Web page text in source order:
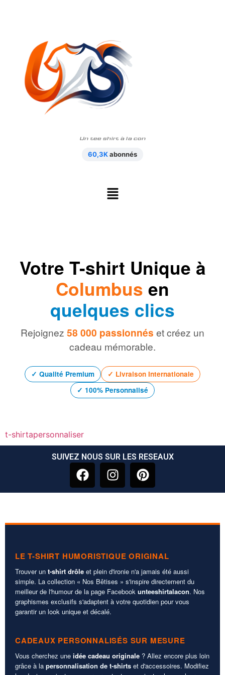
Un tee shirt à la con
60,3Kabonnés
Votre T-shirt Unique à
Columbus en
quelques clics
Rejoignez 58 000 passionnés et créez un
cadeau mémorable.
✓ Qualité Premium
✓ Livraison Internationale
✓ 100% Personnalisé
t-shirtapersonnaliser
SUIVEZ NOUS SUR LES RESEAUX
LE T-SHIRT HUMORISTIQUE ORIGINAL
Trouver un t-shirt drôle et plein d'ironie n'a jamais été aussi
simple. La collection « Nos Bêtises » s'inspire directement du
meilleur de l'humour de la page Facebook unteeshirtalacon. Nos
graphismes exclusifs s'adaptent à votre quotidien pour vous
garantir un look unique et décalé.
CADEAUX PERSONNALISÉS SUR MESURE
Vous cherchez une idée cadeau originale ? Allez encore plus loin
grâce à la personnalisation de t-shirts et d'accessoires. Modifiez